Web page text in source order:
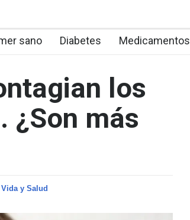
sano Diabetes Medicamentos
los
¿Son más
y Salud